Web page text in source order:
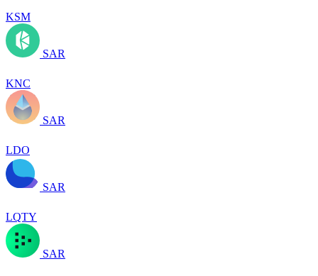
KSM
SAR
KNC
SAR
LDO
SAR
LQTY
SAR